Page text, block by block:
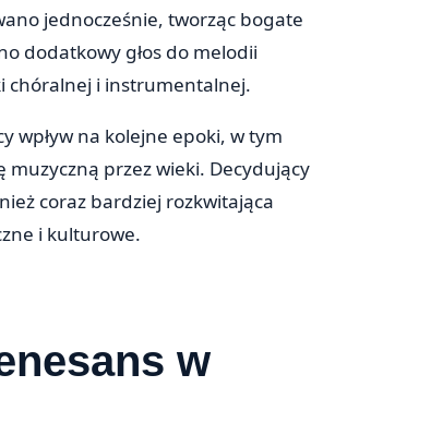
jednocześnie, tworząc bogate
dodatkowy głos do melodii
chóralnej i instrumentalnej.
wpływ na kolejne epoki, w tym
muzyczną przez wieki. Decydujący
coraz bardziej rozkwitająca
i kulturowe.
w